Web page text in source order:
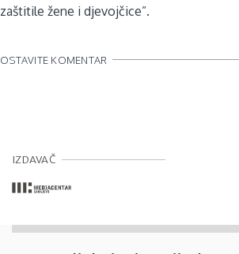
zaštitile žene i djevojčice”.
OSTAVITE KOMENTAR
IZDAVAČ